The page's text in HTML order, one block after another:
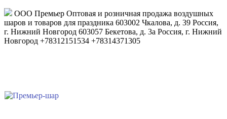
ООО Премьер Оптовая и розничная продажа воздушных
шаров и товаров для праздника 603002 Чкалова, д. 39 Россия,
г. Нижний Новгород 603057 Бекетова, д. 3а Россия, г. Нижний
Новгород +78312151534 +78314371305